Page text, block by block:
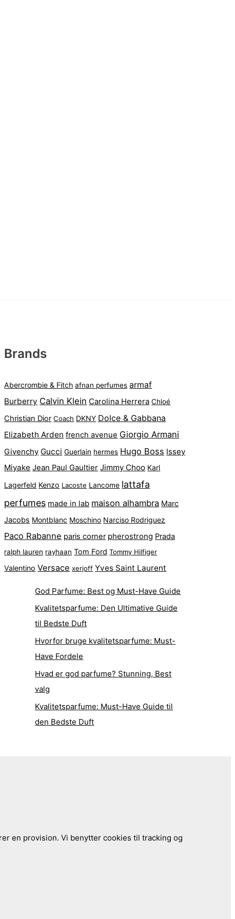
Brands
Abercrombie & Fitch afnan perfumes armaf
Burberry Calvin Klein Carolina Herrera Chloé
Christian Dior Coach DKNY Dolce & Gabbana
Elizabeth Arden french avenue Giorgio Armani
Givenchy Gucci Guerlain hermes Hugo Boss Issey
Miyake Jean Paul Gaultier Jimmy Choo Karl
Lagerfeld Kenzo Lacoste Lancome lattafa
perfumes made in lab maison alhambra Marc
Jacobs Montblanc Moschino Narciso Rodriguez
Paco Rabanne paris corner pherostrong Prada
ralph lauren rayhaan Tom Ford Tommy Hilfiger
Valentino Versace xerjoff Yves Saint Laurent
God Parfume: Best og Must-Have Guide
Kvalitetsparfume: Den Ultimative Guide
til Bedste Duft
Hvorfor bruge kvalitetsparfume: Must-
Have Fordele
Hvad er god parfume? Stunning, Best
valg
Kvalitetsparfume: Must-Have Guide til
den Bedste Duft
en provision. Vi benytter cookies til tracking og